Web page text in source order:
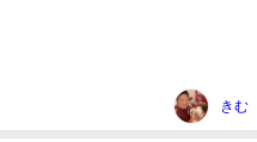
きむ